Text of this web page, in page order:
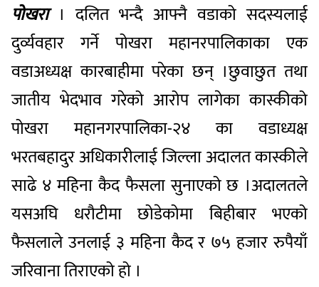
पोखरा। दलित भन्दै आफ्नै वडाको सदस्यलाई
दुर्व्यवहार गर्ने पोखरा महानरपालिकाका एक
वडाअध्यक्ष कारबाहीमा परेका छन् ।छुवाछुत तथा
जातीय भेदभाव गरेको आरोप लागेका कास्कीको
पोखरा महानगरपालिका-२४ का वडाध्यक्ष
भरतबहादुर अधिकारीलाई जिल्ला अदालत कास्कीले
साढे ४ महिना कैद फैसला सुनाएको छ ।अदालतले
यसअघि धरौटीमा छोडेकोमा बिहीबार भएको
फैसलाले उनलाई ३ महिना कैद र ७५ हजार रुपैयाँ
जरिवाना तिराएको हो ।